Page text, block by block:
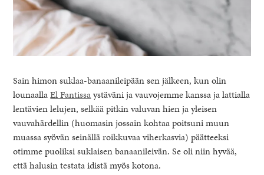
Sain himon suklaa-banaanileipään sen jälkeen, kun olin
lounaallaEl Fantissaystäväni ja vauvojemme kanssa ja lattialla
lentävien lelujen, selkää pitkin valuvan hien ja yleisen
vauvahärdellin (huomasin jossain kohtaa poitsuni muun
muassa syövän seinällä roikkuvaa viherkasvia) päätteeksi
otimme puoliksi suklaisen banaanileivän. Se oli niin hyvää,
että halusin testata idistä myös kotona.